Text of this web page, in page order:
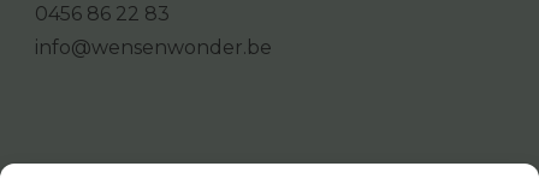
0456 86 22 83
info@wensenwonder.be